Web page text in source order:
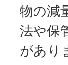
物の減
法や保
があり